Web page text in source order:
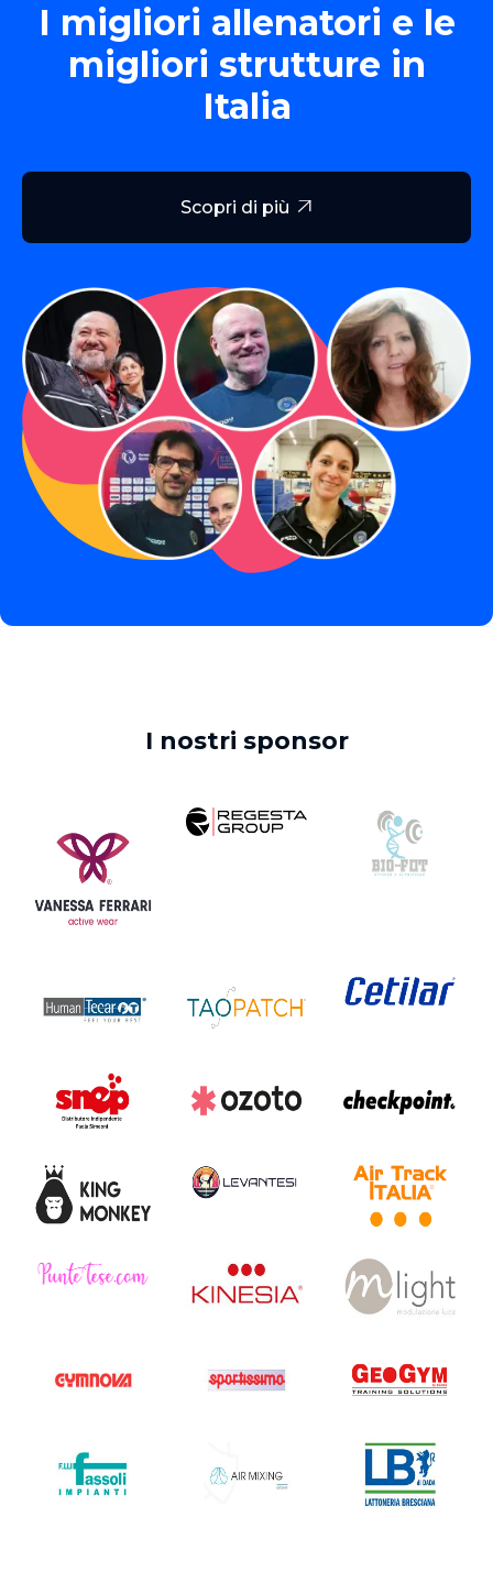
I migliori allenatori e le
migliori strutture in
Italia
Scopri di più 
I nostri sponsor